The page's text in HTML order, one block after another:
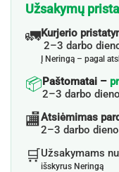
Užsakymų
🚛Kurjerio
2–3 darbo
Į Neringą – pagal
📦Paštomatai –
2–3 darbo
🏬Atsiėmimas
2–3 darbo
🛒Užsakymams
išskyrus Neringą